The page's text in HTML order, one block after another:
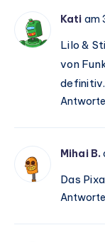
Kati am
Lilo &
von
definitiv.
Mihai B.
Das